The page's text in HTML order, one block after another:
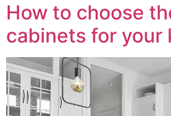
How to choose
cabinets for your